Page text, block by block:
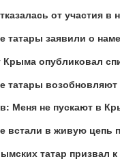
от участия
татары заявили о
Крыма опубликовал
татары
Меня не пускают в
встали в живую цепь
татар призвал